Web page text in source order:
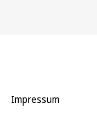
Impressum